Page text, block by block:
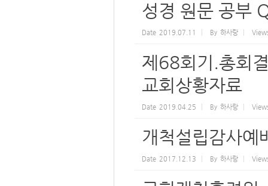
성경 원문 공부
Date 2019.07.11 By 하사랑
제68회기.총회
교회상황자료
Date 2019.04.25 By 하사랑
개척설립감사예
Date 2017.12.13 By 하사랑